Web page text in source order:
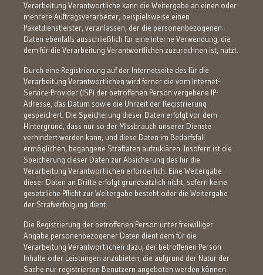
Verarbeitung Verantwortliche kann die Weitergabe an einen oder
mehrere Auftragsverarbeiter, beispielsweise einen
Paketdienstleister, veranlassen, der die personenbezogenen
Daten ebenfalls ausschließlich für eine interne Verwendung, die
dem für die Verarbeitung Verantwortlichen zuzurechnen ist, nutzt.
Durch eine Registrierung auf der Internetseite des für die
Verarbeitung Verantwortlichen wird ferner die vom Internet-
Service-Provider (ISP) der betroffenen Person vergebene IP-
Adresse, das Datum sowie die Uhrzeit der Registrierung
gespeichert. Die Speicherung dieser Daten erfolgt vor dem
Hintergrund, dass nur so der Missbrauch unserer Dienste
verhindert werden kann, und diese Daten im Bedarfsfall
ermöglichen, begangene Straftaten aufzuklären. Insofern ist die
Speicherung dieser Daten zur Absicherung des für die
Verarbeitung Verantwortlichen erforderlich. Eine Weitergabe
dieser Daten an Dritte erfolgt grundsätzlich nicht, sofern keine
gesetzliche Pflicht zur Weitergabe besteht oder die Weitergabe
der Strafverfolgung dient.
Die Registrierung der betroffenen Person unter freiwilliger
Angabe personenbezogener Daten dient dem für die
Verarbeitung Verantwortlichen dazu, der betroffenen Person
Inhalte oder Leistungen anzubieten, die aufgrund der Natur der
Sache nur registrierten Benutzern angeboten werden können.